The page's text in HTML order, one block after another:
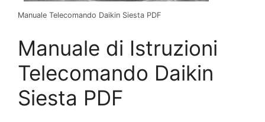
Manuale Telecomando Daikin Siesta PDF
Manuale di Istruzioni
Telecomando Daikin
Siesta PDF